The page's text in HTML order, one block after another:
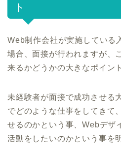
ト
Web制作会社が実施している
場合、面接が行われますが、
来るかどうかの大きなポイン
未経験者が面接で成功させる
でどのような仕事をしてきて
せるのかという事、Webデザ
活動をしたいのかという事を